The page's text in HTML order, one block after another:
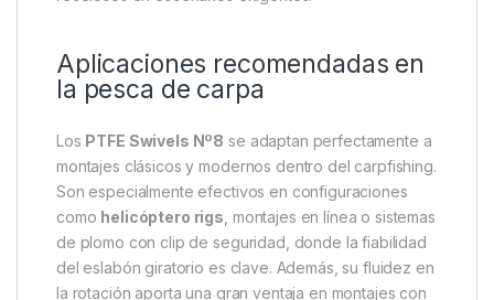
El punto fuerte de este modelo es su
de PTFE
, que aporta una rotación súper deslizante y
ultraligera. Este detalle técnico no solo reduce los
enredos, sino que también mejora la presentación
delcebo para carpas, logrando montajes más
naturales y discretos bajo el agua. Así, se aumenta la
probabilidad de engañar a peces grandes y
recelosos en escenarios exigentes.